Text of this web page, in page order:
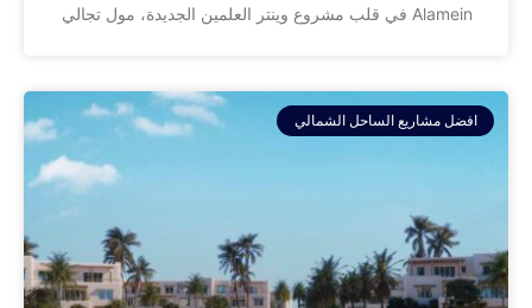
Alamein في قلب مشروع وينتر العلمين الجديدة، مول تجالي
افضل مشاريع الساحل الشمالي